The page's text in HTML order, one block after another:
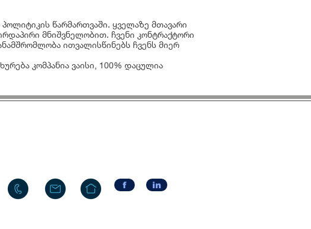
წარმართვაში. ყველაზე მთავარი
მნიშვნელობით. ჩვენი კონტრაქტორი
ითვალისწინებს ჩვენს მიერ
კომპანია ვაისი, 100% დაცულია
f in